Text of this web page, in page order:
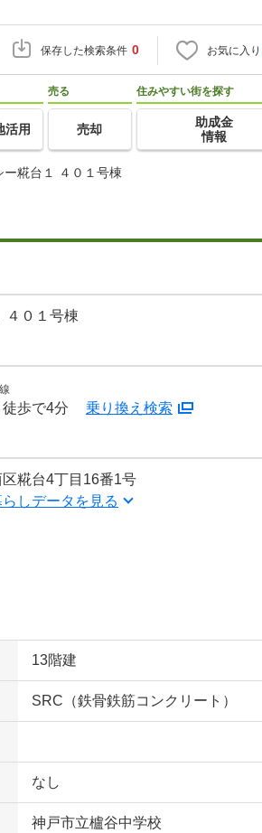
保存した検索条件 0 お気に入り
活用
売る
売却
住みやすい街を探す
助成金
情報
ー糀台１ ４０１号棟
４０１号棟
歩で4分 乗り換え検索
糀台4丁目16番1号
しデータを見る
13階建
SRC（鉄骨鉄筋コンクリート）
なし
神戸市立櫨谷中学校